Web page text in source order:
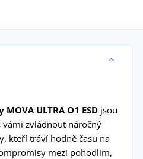
ULTRA O1 ESDjsou
zvládnout náročný
kteří tráví hodně času na
mezi pohodlím,